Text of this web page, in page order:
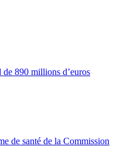
de 890 millions d’euros
de santé de la Commission